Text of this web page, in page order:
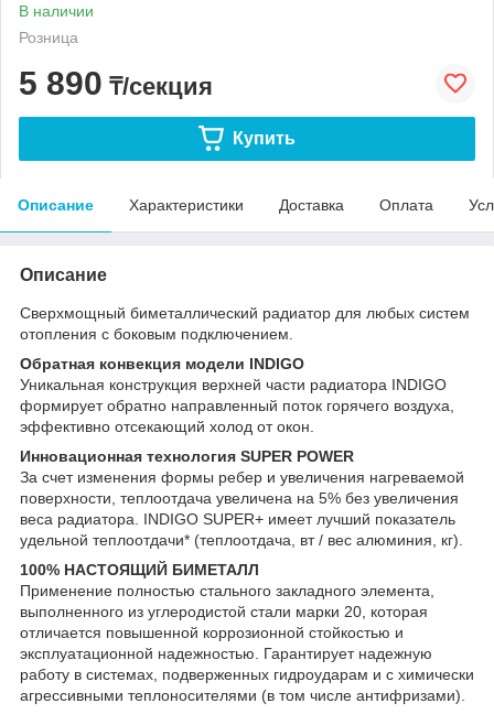
В наличии
Розница
5 890 ₸/секция
Купить
Описание Характеристики Доставка Оплата
Описание
Сверхмощный биметаллический радиатор для любых систем
отопления с боковым подключением.
Обратная конвекция модели INDIGO
Уникальная конструкция верхней части радиатора INDIGO
формирует обратно направленный поток горячего воздуха,
эффективно отсекающий холод от окон.
Инновационная технология SUPER POWER
За счет изменения формы ребер и увеличения нагреваемой
поверхности, теплоотдача увеличена на 5% без увеличения
веса радиатора. INDIGO SUPER+ имеет лучший показатель
удельной теплоотдачи* (теплоотдача, вт / вес алюминия, кг).
100% НАСТОЯЩИЙ БИМЕТАЛЛ
Применение полностью стального закладного элемента,
выполненного из углеродистой стали марки 20, которая
отличается повышенной коррозионной стойкостью и
эксплуатационной надежностью. Гарантирует надежную
работу в системах, подверженных гидроударам и с химически
агрессивными теплоносителями (в том числе антифризами).